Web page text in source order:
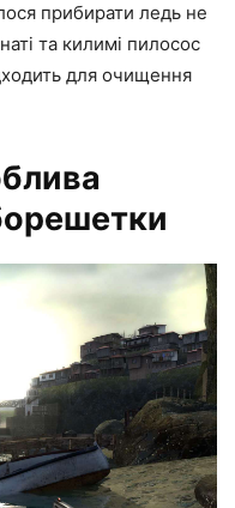
прибирати ледь не
та килимі пилосос
для очищення